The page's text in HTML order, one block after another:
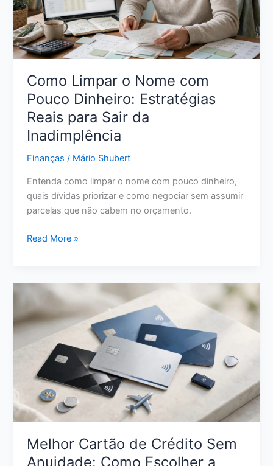
Melhorar
Sua
Pontuação
Como Limpar o Nome com
Pouco Dinheiro: Estratégias
Reais para Sair da
Inadimplência
Finanças / Mário Shubert
Entenda como limpar o nome com pouco dinheiro,
quais dívidas priorizar e como negociar sem assumir
parcelas que não cabem no orçamento.
Como
Nome
Pouco
Dinheiro:
Reais
para
Sair
da
Inadimplência
Read More »
Melhor Cartão de Crédito Sem
Anuidade: Como Escolher a